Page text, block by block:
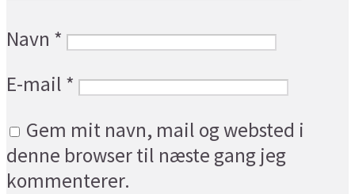
Navn *
E-mail *
Gem mit navn, mail og websted i
denne browser til næste gang jeg
kommenterer.